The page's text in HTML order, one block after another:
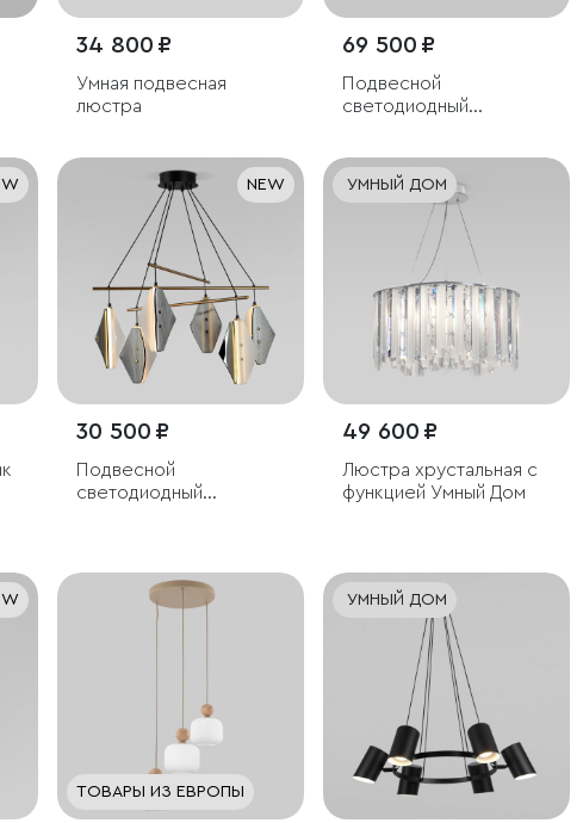
34 800 ₽
Умная подвесная
люстра
69 500 ₽
Подвесной
светодиодный
NEW
30 500 ₽
Подвесной
светодиодный
УМНЫЙ ДОМ
49 600 ₽
Люстра хрустальная с
функцией Умный Дом
ТОВАРЫ ИЗ ЕВРОПЫ
УМНЫЙ ДОМ